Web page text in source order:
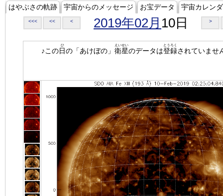
はやぶさの軌跡 宇宙からのメッセージ お宝データ 宇宙カレン
<<< << < 2019年02月 10日 >
♪この日
ひ
の「あけぼの」 衛星
えいせい
のデータは登録
とうろく
されていませ